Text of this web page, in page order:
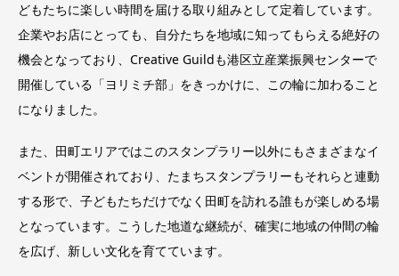
どもたちに楽しい時間を届ける取り組みとして定着しています。
企業やお店にとっても、自分たちを地域に知ってもらえる絶好の
機会となっており、Creative Guildも港区立産業振興センターで
開催している「ヨリミチ部」をきっかけに、この輪に加わること
になりました。
また、田町エリアではこのスタンプラリー以外にもさまざまなイ
ベントが開催されており、たまちスタンプラリーもそれらと連動
する形で、子どもたちだけでなく田町を訪れる誰もが楽しめる場
となっています。こうした地道な継続が、確実に地域の仲間の輪
を広げ、新しい文化を育てています。